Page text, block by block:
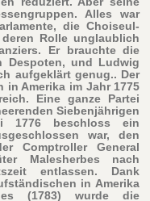
Alles war
die Choiseul-
Rolle unglaublich
Er brauchte die
Despoten, und Ludwig
aufgeklärt genug.. Der
Amerika im Jahr 1775
Eine ganze Partei
Siebenjährigen
1776 beschloss ein
war, den
Comptroller General
Malesherbes nach
entlassen. Dank
in Amerika
(1783) wurde die